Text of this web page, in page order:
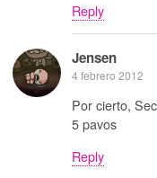
Reply
Jensen
4 febrero 2012
Por cierto,
5 pavos
Reply